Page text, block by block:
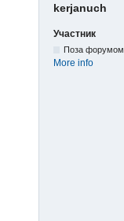
kerjanuch
Участник
Поза форумом
More info